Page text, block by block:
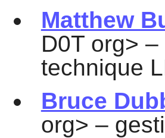
Matthew
D0T org>
technique
Bruce
org> –